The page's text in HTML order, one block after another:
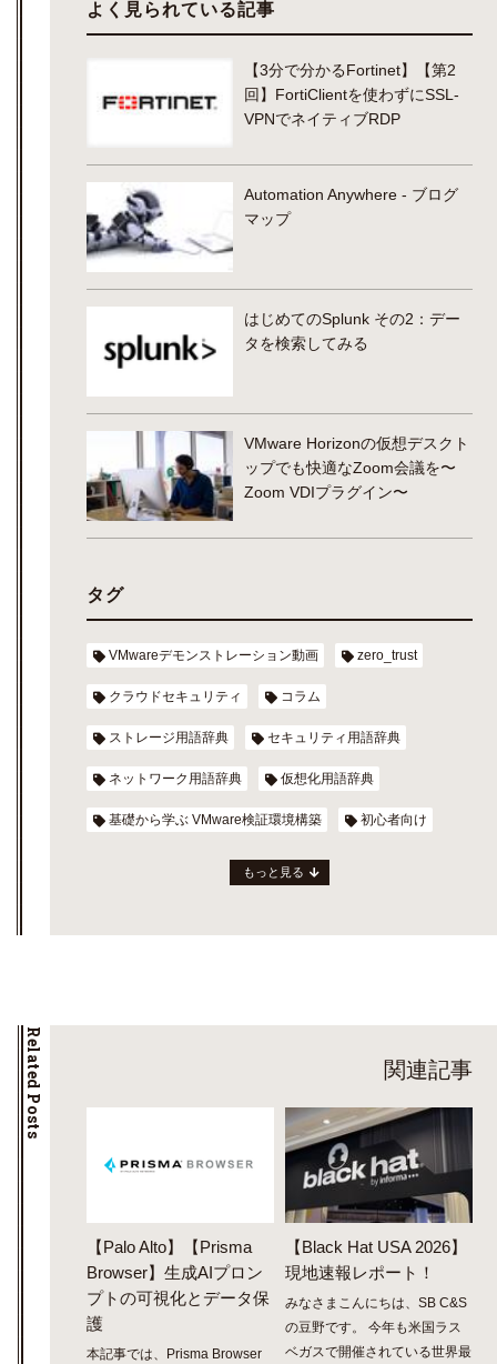
よく見られている記事
【3分で分かるFortinet】【第2
回】FortiClientを使わずにSSL-
VPNでネイティブRDP
Automation Anywhere - ブログ
マップ
はじめてのSplunk その2：デー
タを検索してみる
VMware Horizonの仮想デスクト
ップでも快適なZoom会議を〜
Zoom VDIプラグイン〜
タグ
VMwareデモンストレーション動画 zero_trust
クラウドセキュリティ コラム
ストレージ用語辞典 セキュリティ用語辞典
ネットワーク用語辞典 仮想化用語辞典
基礎から学ぶ VMware検証環境構築 初心者向け
もっと見る
Related Posts 関連記事
【Palo Alto】【Prisma
Browser】生成AIプロン
プトの可視化とデータ保
護
本記事では、Prisma Browser
【Black Hat USA 2026】
現地速報レポート！
みなさまこんにちは、SB C&S
の豆野です。 今年も米国ラス
ベガスで開催されている世界最